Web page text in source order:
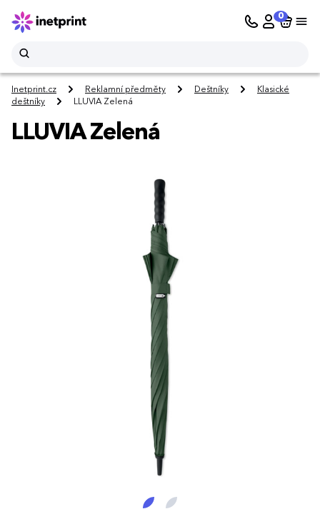
0
Inetprint.cz Reklamní předměty Deštníky
Klasické
deštníky
LLUVIA Zelená
LLUVIA Zelená